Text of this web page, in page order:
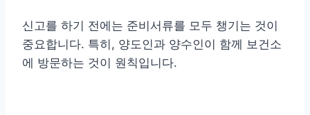
신고를 하기 전에는 준비서류를 모두 챙기는 것이
중요합니다. 특히, 양도인과 양수인이 함께 보건소
에 방문하는 것이 원칙입니다.